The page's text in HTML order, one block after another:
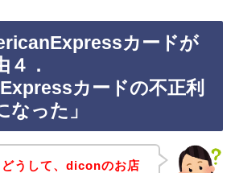
カードが
４．
カードの不正利
なった」
うして、diconのお店